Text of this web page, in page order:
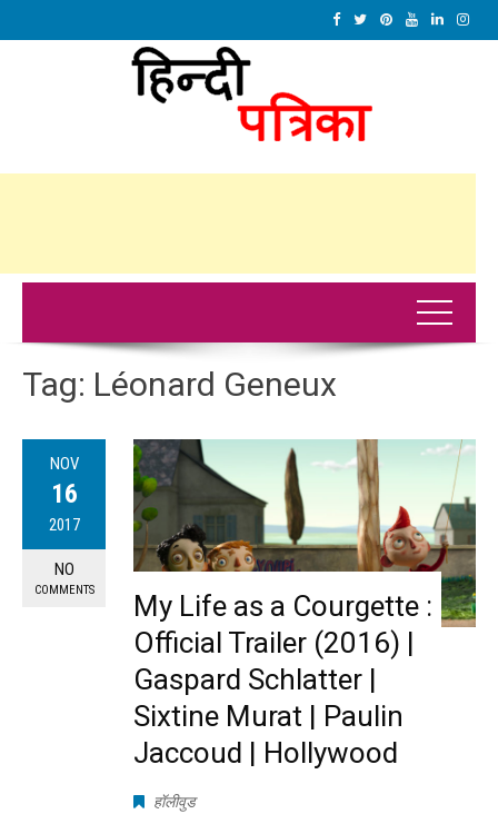
Tag: Léonard Geneux
NOV
16
2017
NO
COMMENTS
My Life as a Courgette :
Official Trailer (2016) |
Gaspard Schlatter |
Sixtine Murat | Paulin
Jaccoud | Hollywood
हॉलीवुड